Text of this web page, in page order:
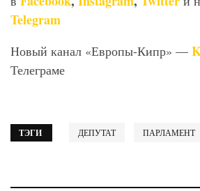
Telegram
Новый канал «Европы-Кипр» —
Телеграме
ТЭГИ ДЕПУТАТ ПАРЛАМЕНТ